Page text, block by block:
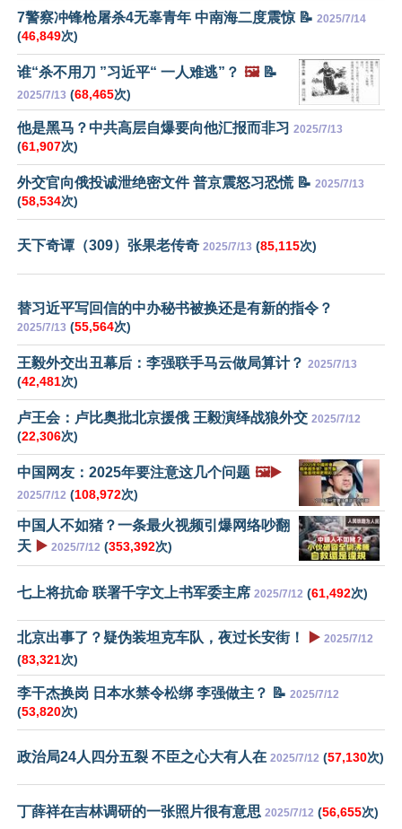
7警察冲锋枪屠杀4无辜青年 中南海二度震惊 📝 2025/7/14
(46,849次)
谁“杀不用刀 ”习近平“ 一人难逃”？ 🖼️📝
2025/7/13 (68,465次)
他是黑马？中共高层自爆要向他汇报而非习 2025/7/13
(61,907次)
外交官向俄投诚泄绝密文件 普京震怒习恐慌 📝 2025/7/13
(58,534次)
天下奇谭（309）张果老传奇 2025/7/13 (85,115次)
替习近平写回信的中办秘书被换还是有新的指令？
2025/7/13 (55,564次)
王毅外交出丑幕后：李强联手马云做局算计？ 2025/7/13
(42,481次)
卢王会：卢比奥批北京援俄 王毅演绎战狼外交 2025/7/12
(22,306次)
中国网友：2025年要注意这几个问题 🖼️▶️
2025/7/12 (108,972次)
中国人不如猪？一条最火视频引爆网络吵翻
天 ▶️ 2025/7/12 (353,392次)
七上将抗命 联署千字文上书军委主席 2025/7/12 (61,492次)
北京出事了？疑伪装坦克车队，夜过长安街！ ▶️ 2025/7/12
(83,321次)
李干杰换岗 日本水禁令松绑 李强做主？ 📝 2025/7/12
(53,820次)
政治局24人四分五裂 不臣之心大有人在 2025/7/12 (57,130次)
丁薛祥在吉林调研的一张照片很有意思 2025/7/12 (56,655次)